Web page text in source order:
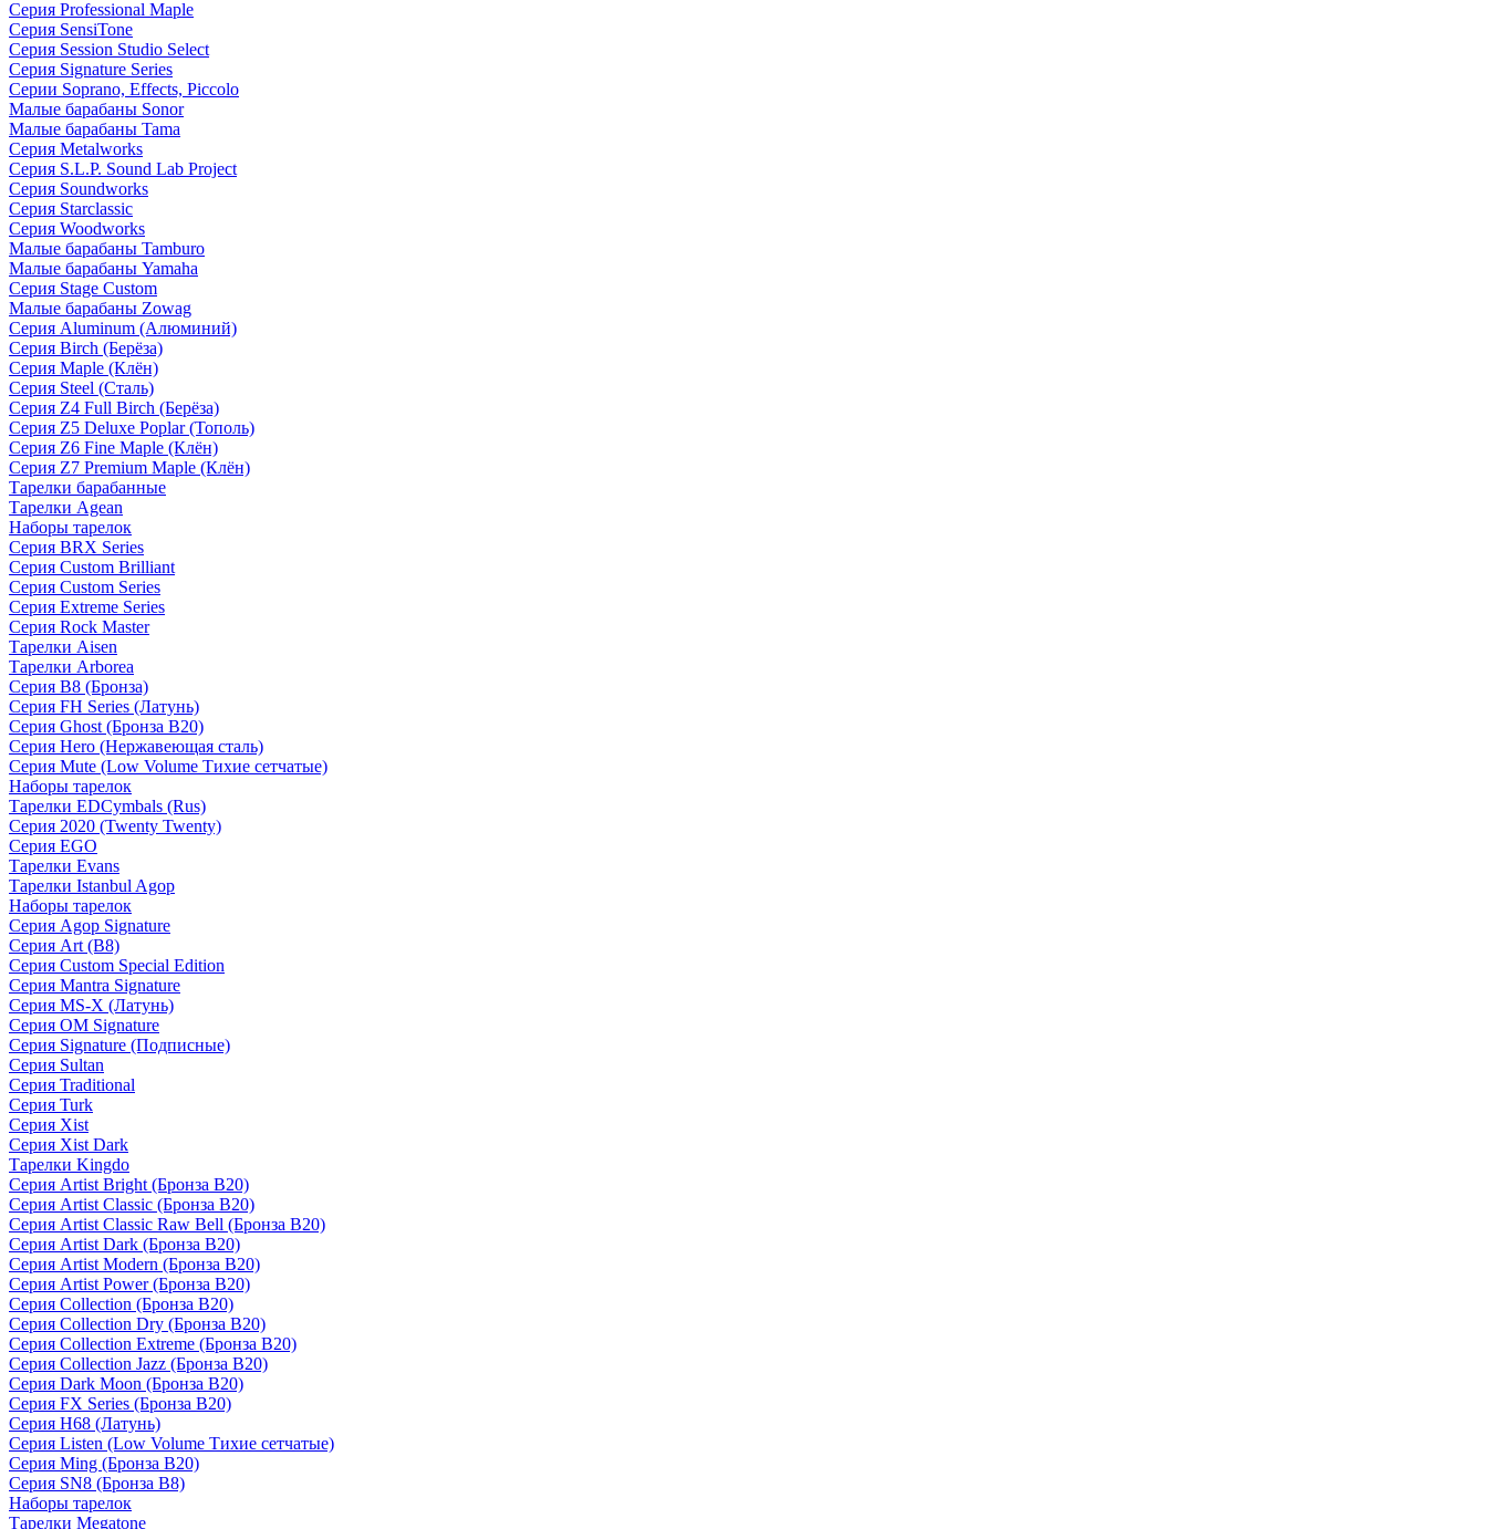
Серия Professional Maple
Серия SensiTone
Серия Session Studio Select
Серия Signature Series
Серии Soprano, Effects, Piccolo
Малые барабаны Sonor
Малые барабаны Tama
Серия Metalworks
Серия S.L.P. Sound Lab Project
Серия Soundworks
Серия Starclassic
Серия Woodworks
Малые барабаны Tamburo
Малые барабаны Yamaha
Серия Stage Custom
Малые барабаны Zowag
Серия Aluminum (Алюминий)
Серия Birch (Берёза)
Серия Maple (Клён)
Серия Steel (Сталь)
Серия Z4 Full Birch (Берёза)
Серия Z5 Deluxe Poplar (Тополь)
Серия Z6 Fine Maple (Клён)
Серия Z7 Premium Maple (Клён)
Тарелки барабанные
Тарелки Agean
Наборы тарелок
Серия BRX Series
Серия Custom Brilliant
Серия Custom Series
Серия Extreme Series
Серия Rock Master
Тарелки Aisen
Тарелки Arborea
Серия B8 (Бронза)
Серия FH Series (Латунь)
Серия Ghost (Бронза B20)
Серия Hero (Нержавеющая сталь)
Серия Mute (Low Volume Тихие сетчатые)
Наборы тарелок
Тарелки EDCymbals (Rus)
Серия 2020 (Twenty Twenty)
Серия EGO
Тарелки Evans
Тарелки Istanbul Agop
Наборы тарелок
Серия Agop Signature
Серия Art (B8)
Серия Custom Special Edition
Серия Mantra Signature
Серия MS-X (Латунь)
Серия OM Signature
Серия Signature (Подписные)
Серия Sultan
Серия Traditional
Серия Turk
Серия Xist
Серия Xist Dark
Тарелки Kingdo
Серия Artist Bright (Бронза B20)
Серия Artist Classic (Бронза B20)
Серия Artist Classic Raw Bell (Бронза B20)
Серия Artist Dark (Бронза B20)
Серия Artist Modern (Бронза B20)
Серия Artist Power (Бронза B20)
Серия Collection (Бронза B20)
Серия Collection Dry (Бронза B20)
Серия Collection Extreme (Бронза B20)
Серия Collection Jazz (Бронза B20)
Серия Dark Moon (Бронза B20)
Серия FX Series (Бронза B20)
Серия H68 (Латунь)
Серия Listen (Low Volume Тихие сетчатые)
Серия Ming (Бронза B20)
Серия SN8 (Бронза B8)
Наборы тарелок
Тарелки Megatone